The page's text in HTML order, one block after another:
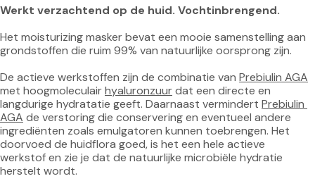
Werkt verzachtend op de huid. Vochtinbrengend.
Het moisturizing masker bevat een mooie samenstelling aan
grondstoffen die ruim 99% van natuurlijke oorsprong zijn.
De actieve werkstoffen zijn de combinatie van Prebiulin AGA
met hoogmoleculair hyaluronzuur dat een directe en
langdurige hydratatie geeft. Daarnaast vermindert Prebiulin
AGA de verstoring die conservering en eventueel andere
ingrediënten zoals emulgatoren kunnen toebrengen. Het
doorvoed de huidflora goed, is het een hele actieve
werkstof en zie je dat de natuurlijke microbiële hydratie
herstelt wordt.